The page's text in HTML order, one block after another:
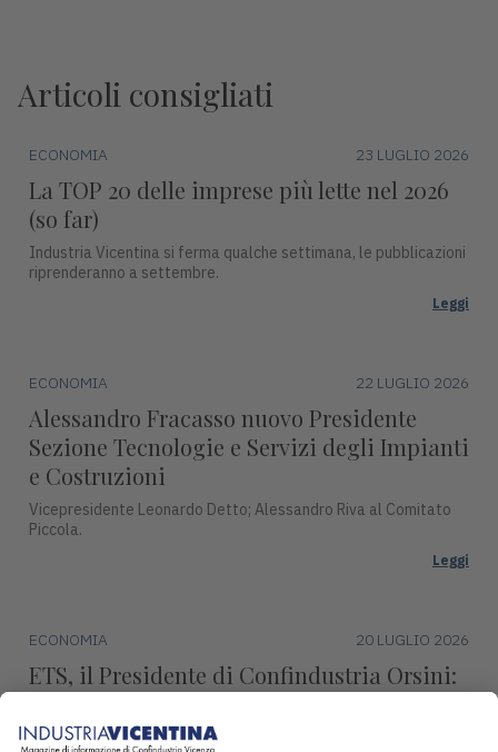
Articoli consigliati
ECONOMIA 23 LUGLIO 2026
La TOP 20 delle imprese più lette nel 2026
(so far)
Industria Vicentina si ferma qualche settimana, le pubblicazioni
riprenderanno a settembre.
Leggi
ECONOMIA 22 LUGLIO 2026
Alessandro Fracasso nuovo Presidente
Sezione Tecnologie e Servizi degli Impianti
e Costruzioni
Vicepresidente Leonardo Detto; Alessandro Riva al Comitato
Piccola.
Leggi
ECONOMIA 20 LUGLIO 2026
ETS, il Presidente di Confindustria Orsini:
europea"